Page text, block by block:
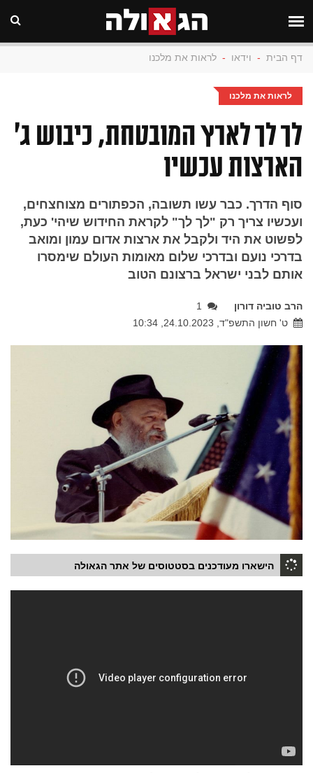
דף הבית - וידאו - לראות את מלכנו
לראות את מלכנו
לך לך לארץ המובטחת, כיבוש ג'
הארצות עכשיו
סוף הדרך. כבר עשו תשובה, הכפתורים מצוחצחים,
ועכשיו צריך רק "לך לך" לקראת החידוש שיהי' כעת,
לפשוט את היד ולקבל את ארצות אדום עמון ומואב
בדרכי נועם ובדרכי שלום מאומות העולם שימסרו
אותם לבני ישראל ברצונם הטוב
הרב טוביה דורון
1
ט' חשון התשפ"ד, 24.10.2023, 10:34
הישארו מעודכנים בסטטוסים של אתר הגאולה